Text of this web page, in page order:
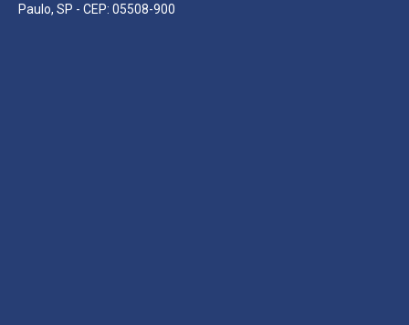
Paulo, SP - CEP: 05508-900